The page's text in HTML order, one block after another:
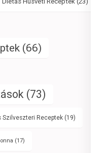
(66)
(73)
Szilveszteri Receptek (19)
(17)